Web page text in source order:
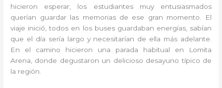
hicieron esperar, los estudiantes muy entusiasmados
querían guardar las memorias de ese gran momento. El
viaje inició, todos en los buses guardaban energías, sabían
que el día sería largo y necesitarían de ella más adelante.
En el camino hicieron una parada habitual en Lomita
Arena, donde degustaron un delicioso desayuno típico de
la región.